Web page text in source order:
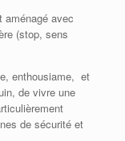
aménagé avec
(stop, sens
enthousiame, et
de vivre une
de sécurité et